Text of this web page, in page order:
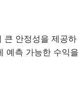
큰 안정성을 제공하
예측 가능한 수익을